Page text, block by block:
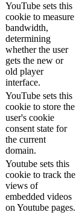
YouTube sets this
cookie to measure
bandwidth,
determining
whether the user
gets the new or
old player
interface.
YouTube sets this
cookie to store the
user's cookie
consent state for
the current
domain.
Youtube sets this
cookie to track the
views of
embedded videos
on Youtube pages.